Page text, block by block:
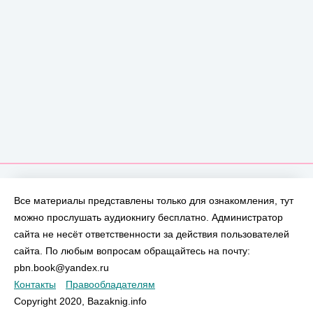
Все материалы представлены только для ознакомления, тут
можно прослушать аудиокнигу бесплатно. Администратор
сайта не несёт ответственности за действия пользователей
сайта. По любым вопросам обращайтесь на почту:
pbn.book@yandex.ru
Контакты
Правообладателям
Copyright 2020, Bazaknig.info